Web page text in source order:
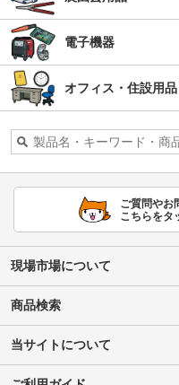
電子機器
オフィス・住設用品
ご質問やお
こちらをタ
現場市場について
商品検索
当サイトについて